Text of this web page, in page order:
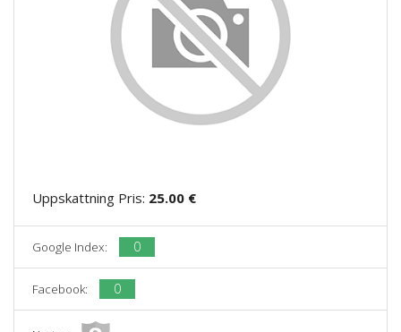
Uppskattning Pris: 25.00 €
Google Index: 0
Facebook: 0